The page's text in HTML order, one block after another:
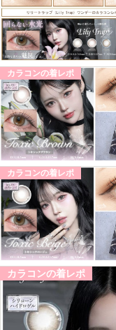
カラコンの着レポ
カラコンの着レポ
カラコンの着レポ